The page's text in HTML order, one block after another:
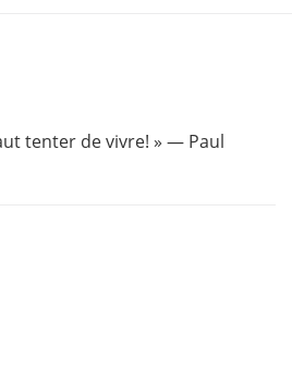
tenter de vivre! » — Paul